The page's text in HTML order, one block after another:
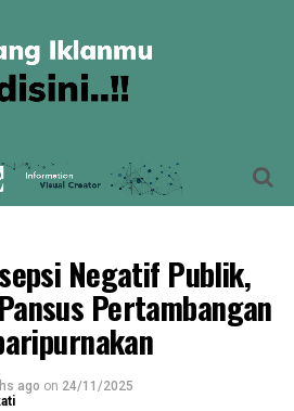
Negatif Publik,
Pertambangan
ago on 24/11/2025